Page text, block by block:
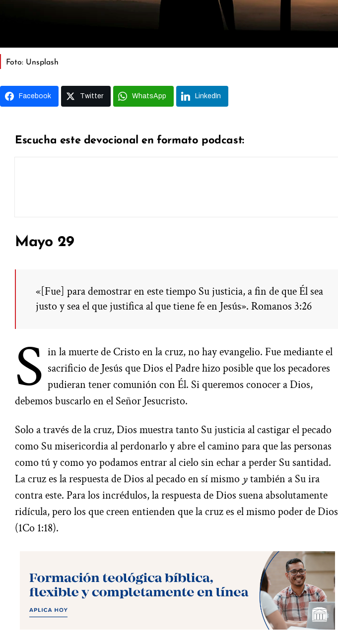
Foto: Unsplash
Facebook Twitter WhatsApp LinkedIn
Escucha este devocional en formato podcast:
Mayo 29
«[Fue] para demostrar en este tiempo Su justicia, a fin de que Él sea
justo y sea el que justifica al que tiene fe en Jesús». Romanos 3:26
S in la muerte de Cristo en la cruz, no hay evangelio. Fue mediante el
sacrificio de Jesús que Dios el Padre hizo posible que los pecadores
pudieran tener comunión con Él. Si queremos conocer a Dios,
debemos buscarlo en el Señor Jesucristo.
Solo a través de la cruz, Dios muestra tanto Su justicia al castigar el pecado
como Su misericordia al perdonarlo y abre el camino para que las personas
como tú y como yo podamos entrar al cielo sin echar a perder Su santidad.
La cruz es la respuesta de Dios al pecado en sí mismo ytambién a Su ira
contra este. Para los incrédulos, la respuesta de Dios suena absolutamente
ridícula, pero los que creen entienden que la cruz es el mismo poder de Dios
(1Co 1:18).